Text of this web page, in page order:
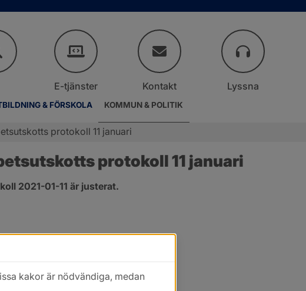
& FÖRSKOLA KOMMUN & POLITIK
E-tjänster Kontakt Lyssna
protokoll 11 januari
protokoll 11 januari
2021-01-11 är justerat.
fönster.
kakor är nödvändiga, medan